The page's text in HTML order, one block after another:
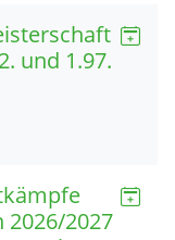
und 1.97.
2026/2027